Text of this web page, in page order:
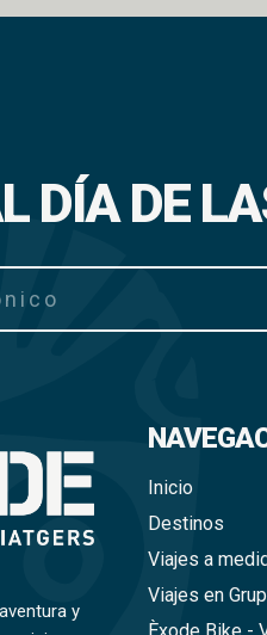
DÍA DE
y
Inicio
Destinos
Viajes a
Viajes en